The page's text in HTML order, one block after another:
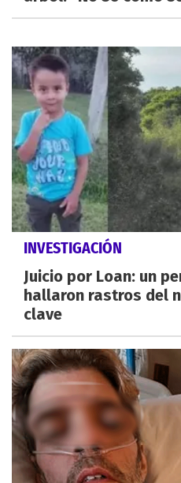
INVESTIGACIÓN
Juicio por Loan: un
hallaron rastros del
clave